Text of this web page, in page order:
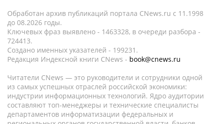
Обработан архив публикаций портала CNews.ru c 11.1998
до 08.2026 годы.
Ключевых фраз выявлено - 1463328, в очереди разбора -
724413.
Создано именных указателей - 199231.
Редакция Индексной книги CNews - book@cnews.ru
Читатели CNews — это руководители и сотрудники одной
из самых успешных отраслей российской экономики:
индустрии информационных технологий. Ядро аудитории
составляют топ-менеджеры и технические специалисты
департаментов информатизации федеральных и